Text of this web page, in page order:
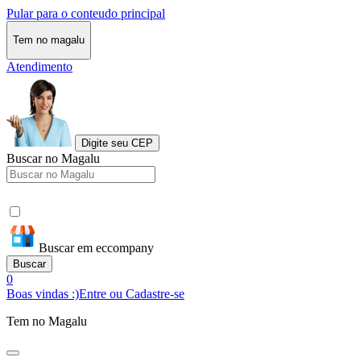
Pular para o conteudo principal
Tem no magalu
Atendimento
Digite seu CEP
Buscar no Magalu
Buscar em eccompany
Buscar
0
Boas vindas :)Entre ou Cadastre-se
Tem no Magalu